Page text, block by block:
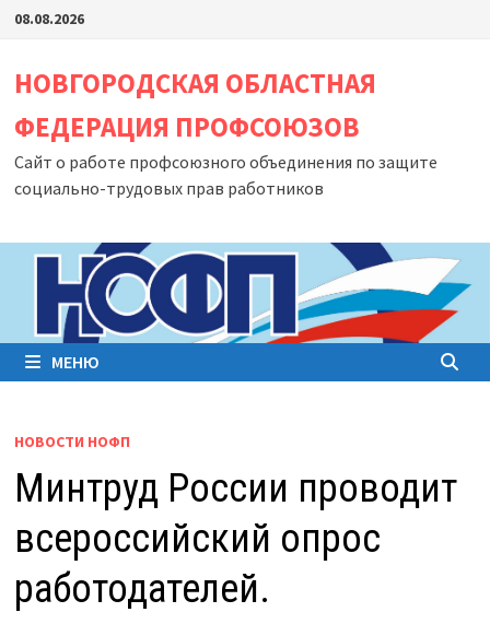
Перейти
содержимому
08.08.2026
НОВГОРОДСКАЯ ОБЛАСТНАЯ
ФЕДЕРАЦИЯ ПРОФСОЮЗОВ
Сайт о работе профсоюзного объединения по защите
социально-трудовых прав работников
МЕНЮ
НОВОСТИ НОФП
Минтруд России проводит
всероссийский опрос
работодателей.